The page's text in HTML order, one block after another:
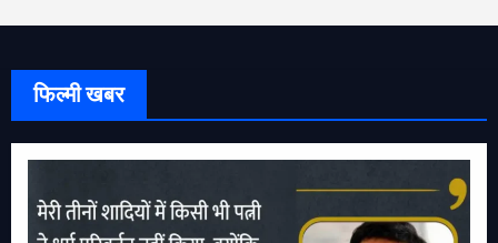
फिल्मी खबर